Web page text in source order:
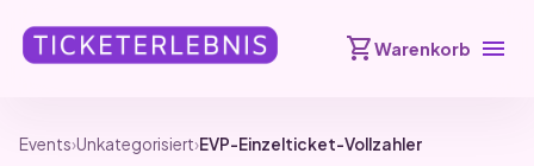
shopping_cartWarenkorb menu
Events›Unkategorisiert›EVP-Einzelticket-Vollzahler